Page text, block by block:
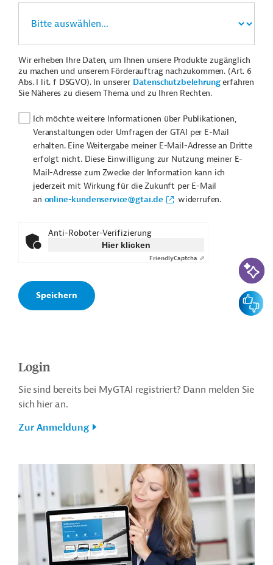
Wir erheben Ihre Daten, um Ihnen unsere Produkte zugänglich
zu machen und unserem Förderauftrag nachzukommen. (Art. 6
Abs. I lit. f DSGVO). In unserer Datenschutzbelehrungerfahren
Sie Näheres zu diesem Thema und zu Ihren Rechten.
Ich möchte weitere Informationen über Publikationen,
Veranstaltungen oder Umfragen der GTAI per E-Mail
erhalten. Eine Weitergabe meiner E-Mail-Adresse an Dritte
erfolgt nicht. Diese Einwilligung zur Nutzung meiner E-
Mail-Adresse zum Zwecke der Information kann ich
jederzeit mit Wirkung für die Zukunft per E-Mail
an online-kundenservice@gtai.de widerrufen.
Anti-Roboter-Verifizierung
Hier klicken
FriendlyCaptcha ⇗
Login
Sie sind bereits bei MyGTAI registriert? Dann melden Sie
sich hier an.
Zur Anmeldung
KI-